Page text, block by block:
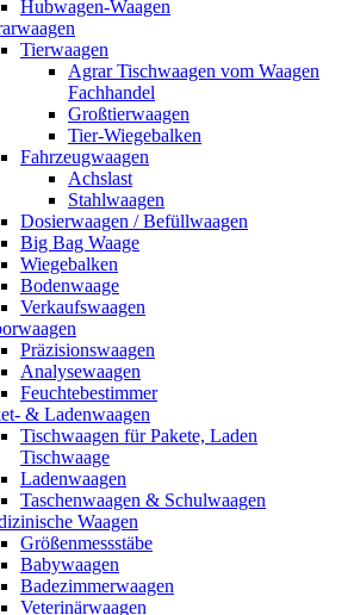
Hubwagen-Waagen
Tierwaagen
Agrar Tischwaagen vom Waagen
Fachhandel
Großtierwaagen
Tier-Wiegebalken
Fahrzeugwaagen
Achslast
Stahlwaagen
Dosierwaagen / Befüllwaagen
Big Bag Waage
Wiegebalken
Bodenwaage
Verkaufswaagen
Präzisionswaagen
Analysewaagen
Feuchtebestimmer
& Ladenwaagen
Tischwaagen für Pakete, Laden
Tischwaage
Ladenwaagen
Taschenwaagen & Schulwaagen
Waagen
Größenmessstäbe
Babywaagen
Badezimmerwaagen
Veterinärwaagen